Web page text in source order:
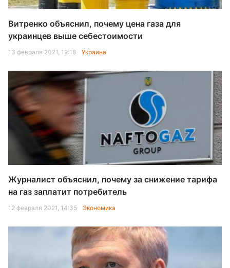
Витренко объяснил, почему цена газа для
украинцев выше себестоимости
13 февраля 2021, 19:18 Украина
Журналист объяснил, почему за снижение тарифа
на газ заплатит потребитель
12 февраля 2021, 14:35 Экономика